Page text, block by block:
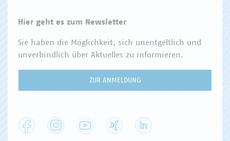
Hier geht es zum Newsletter
Sie haben die Möglichkeit, sich unentgeltlich und
unverbindlich über Aktuelles zu informieren.
ZUR ANMELDUNG
Facebook Instagram YouTube